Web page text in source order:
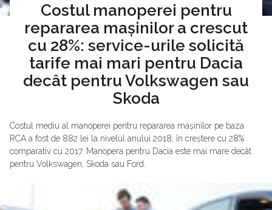
Costul manoperei pentru
repararea mașinilor a crescut
cu 28%: service-urile solicită
tarife mai mari pentru Dacia
decât pentru Volkswagen sau
Skoda
Costul mediu al manoperei pentru repararea mașinilor pe baza
RCA a fost de 882 lei la nivelul anului 2018, în creștere cu 28%
comparativ cu 2017. Manopera pentru Dacia este mai mare decât
pentru Volkswagen, Skoda sau Ford.